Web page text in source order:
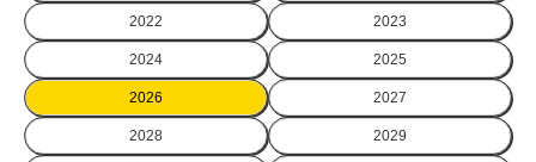
2022 2023
2024 2025
2026 2027
2028 2029